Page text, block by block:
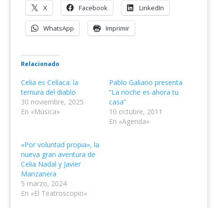
X Facebook LinkedIn
WhatsApp Imprimir
Relacionado
Celia es Celíaca: la
ternura del diablo
30 noviembre, 2025
En «Música»
Pablo Galiano presenta
“La noche es ahora tu
casa”
10 octubre, 2011
En «Agenda»
«Por voluntad propia», la
nueva gran aventura de
Celia Nadal y Javier
Manzanera
5 marzo, 2024
En «El Teatroscopio»